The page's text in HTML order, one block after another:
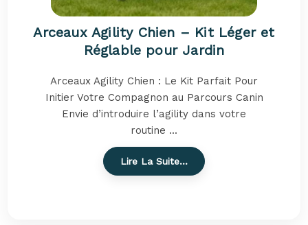
Arceaux Agility Chien – Kit Léger et
Réglable pour Jardin
Arceaux Agility Chien : Le Kit Parfait Pour
Initier Votre Compagnon au Parcours Canin
Envie d’introduire l’agility dans votre
routine ...
Lire La Suite…